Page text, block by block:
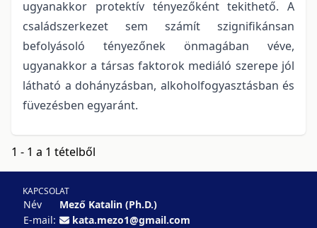
ugyanakkor protektív tényezőként tekithető. A
családszerkezet sem számít szignifikánsan
befolyásoló tényezőnek önmagában véve,
ugyanakkor a társas faktorok mediáló szerepe jól
látható a dohányzásban, alkoholfogyasztásban és
füvezésben egyaránt.
1 - 1 a 1 tételből
KAPCSOLAT
Név
Mező Katalin (Ph.D.)
E-mail:
kata.mezo1@gmail.com